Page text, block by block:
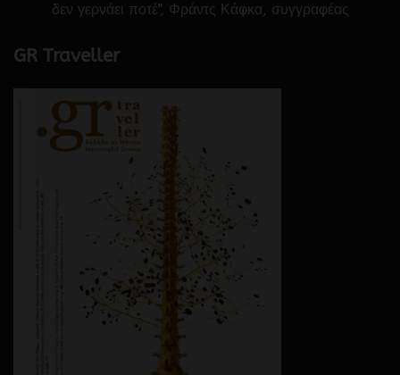
δεν γερνάει ποτέ", Φράντς Κάφκα, συγγραφέας
GR Traveller